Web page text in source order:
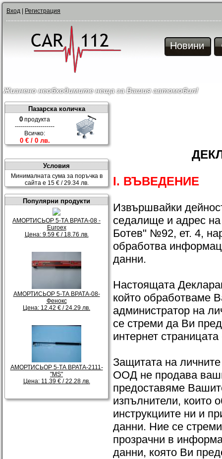
Вход Регистрация
Новини
Жизнено необходимите неща за Вашия автомобил!
Пазарска количка
0 продукта
--------------------
Всичко:
0 € / 0 лв.
Условия
Минималната сума за поръчка в
сайта е 15 € / 29.34 лв.
Популярни продукти
АМОРТИСЬОР 5-ТА ВРАТА-08 -
Euroex
Цена: 9.59 € / 18.76 лв.
АМОРТИСЬОР 5-ТА ВРАТА-08-
Фенокс
Цена: 12.42 € / 24.29 лв.
АМОРТИСЬОР 5-ТА ВРАТА-2111-
"МS"
Цена: 11.39 € / 22.28 лв.
I. ВЪВЕДЕНИЕ
Извършвайки
седалище и адрес
Ботев" №92, ет. 4,
обработва
данни.
Настоящата
който обработваме
администратор на
се стреми да Ви
интернет страницата
Защитата на
ООД не продава
предоставяме
изпълнители, които
инструкциите ни и
данни. Ние се
прозрачни в
данни, която Ви